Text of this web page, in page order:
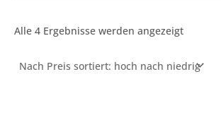
Alle 4 Ergebnisse werden angezeigt